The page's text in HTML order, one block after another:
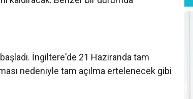
İngiltere'de 21 Haziranda tam
nedeniyle tam açılma ertelenecek gibi